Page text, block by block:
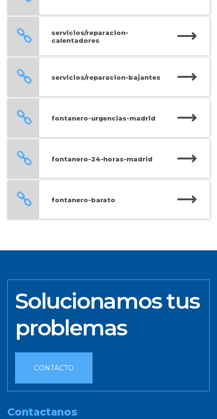
servicios/reparacion-
calentadores
servicios/reparacion-bajantes
fontanero-urgencias-madrid
fontanero-24-horas-madrid
fontanero-barato
Solucionamos tus
problemas
CONTACTO
Contactanos